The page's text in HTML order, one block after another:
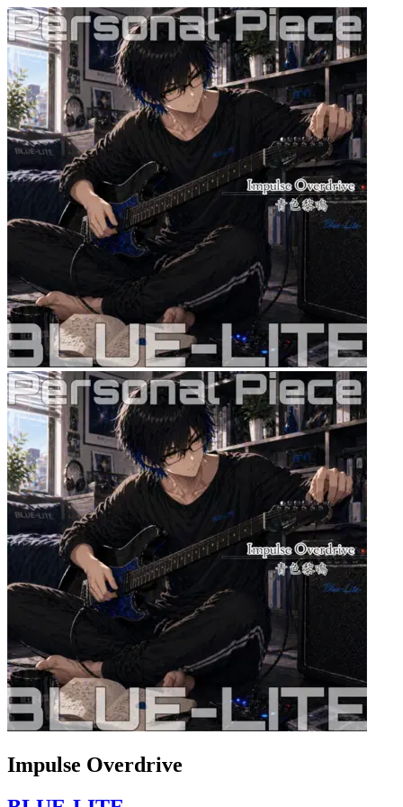
Impulse Overdrive